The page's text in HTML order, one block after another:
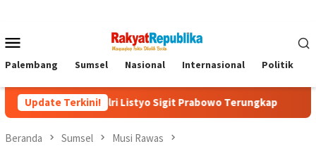
Mobile
Palembang Sumsel Nasional Internasional Politik
Update Terkini!
Kapolri Listyo Sigit Prabowo Terungkap Sudah Tiga
Beranda Sumsel Musi Rawas